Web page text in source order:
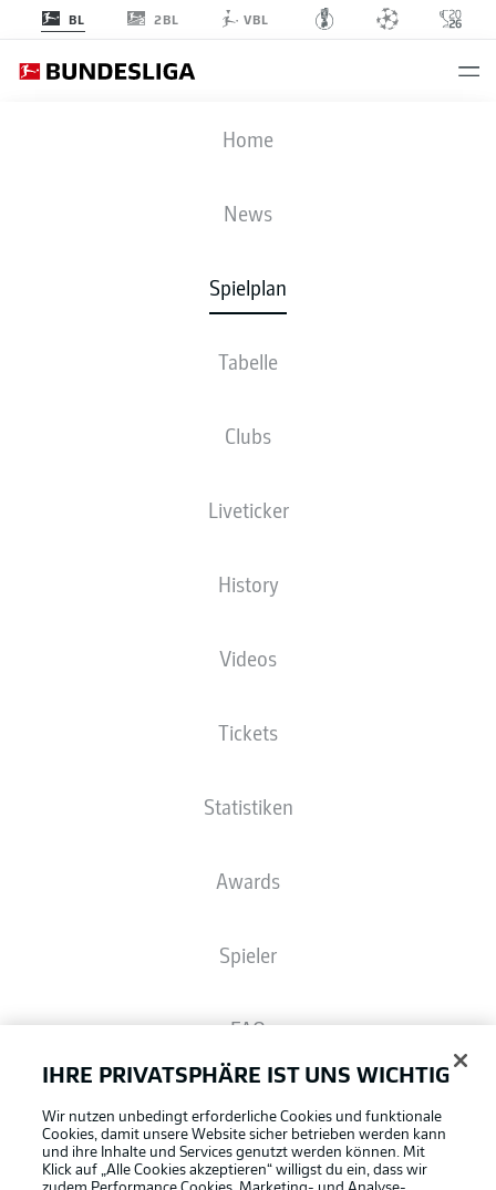
BL 2BL VBL
Home
News
Spielplan
Tabelle
Clubs
Liveticker
History
Videos
Tickets
Statistiken
Awards
Spieler
FAQ
Bundesliga App
RBL
AUFSTELLUNGEN
Die Startaufstellung wird 60 Minuten vor
IHRE PRIVATSPHÄRE IST UNS WICHTIG
Wir nutzen unbedingt erforderliche Cookies und funktionale
Cookies, damit unsere Website sicher betrieben werden kann
und ihre Inhalte und Services genutzt werden können. Mit
Klick auf „Alle Cookies akzeptieren“ willigst du ein, dass wir